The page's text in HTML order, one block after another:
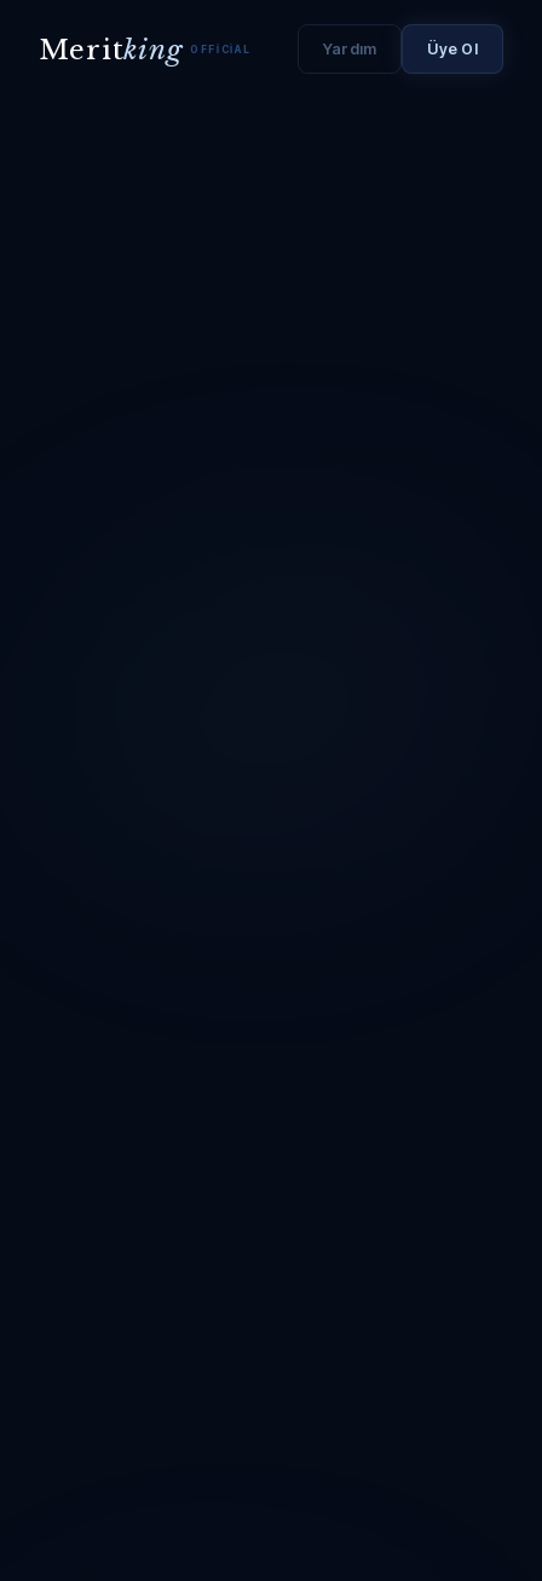
Meritking OFFICIAL Yardım Üye Ol